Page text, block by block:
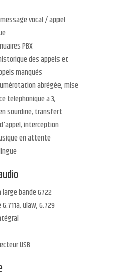
vocal / appel
PBX
des appels et
manqués
abrégée, mise
téléphonique à 3,
sourdine, transfert
interception
en attente
bande G722
ulaw, G.729
USB